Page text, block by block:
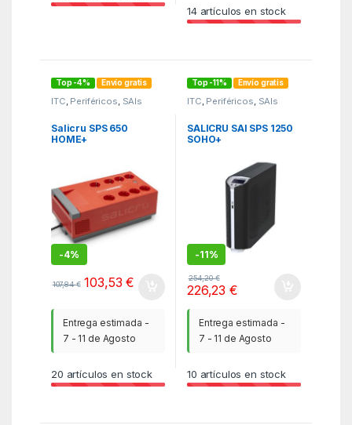
14artículos en stock
Top -4% Envío gratis
ITC, Periféricos, SAIs
Salicru SPS 650
HOME+
-4%
107,84€ 103,53€
Entrega estimada -
7 - 11 de Agosto
20 artículos en stock
Top -11% Envío gratis
ITC, Periféricos, SAIs
SALICRU SAI SPS 1250
SOHO+
-11%
254,20€
226,23€
Entrega estimada -
7 - 11 de Agosto
10 artículos en stock